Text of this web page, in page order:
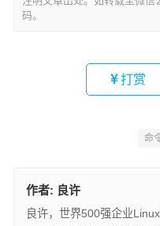
码。
打赏
命
作者: 良许
良许，世界500强企业